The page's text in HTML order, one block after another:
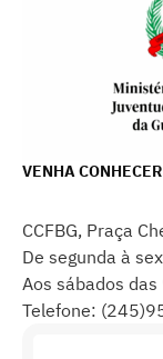
VENHA
CCFBG, Praça
De segunda à
Aos sábados
Telefone: